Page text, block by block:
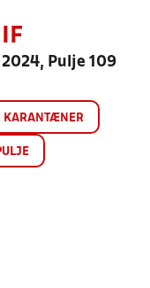
2024, Pulje 109
KARANTÆNER